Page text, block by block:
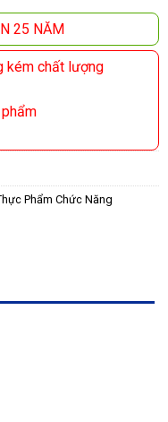
25 NĂM
kém chất lượng
Phẩm Chức Năng